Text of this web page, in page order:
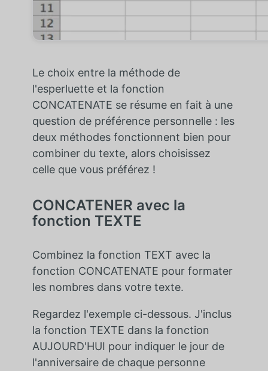
Le choix entre la méthode de
l'esperluette et la fonction
CONCATENATE se résume en fait à une
question de préférence personnelle : les
deux méthodes fonctionnent bien pour
combiner du texte, alors choisissez
celle que vous préférez !
CONCATENER avec la
fonction TEXTE
Combinez la fonction TEXT avec la
fonction CONCATENATE pour formater
les nombres dans votre texte.
Regardez l'exemple ci-dessous. J'inclus
la fonction TEXTE dans la fonction
AUJOURD'HUI pour indiquer le jour de
l'anniversaire de chaque personne